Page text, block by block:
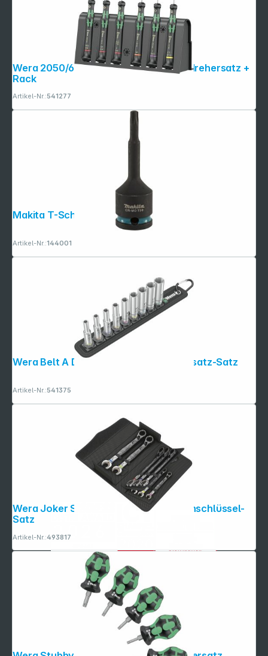
Wera 2050/6 Elektroniker Schraubendrehersatz +
Rack
Artikel-Nr.:541277
Artikel-Nr.:144001
Wera Belt A Deep 1 Steckschlüsseleinsatz-Satz
Artikel-Nr.:541375
Wera Joker Switch Maul-Ringratschenschlüssel-
Satz
Artikel-Nr.:493817
Copyright © 2001 - 2026 dexxIT. Alle Rechte vorbehalten.